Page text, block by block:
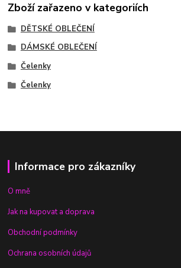
Zboží zařazeno v kategoriích
DĚTSKÉ OBLEČENÍ
DÁMSKÉ OBLEČENÍ
Čelenky
Čelenky
Informace pro zákazníky
O mně
Jak na kupovat a doprava
Obchodní podmínky
Ochrana osobních údajů